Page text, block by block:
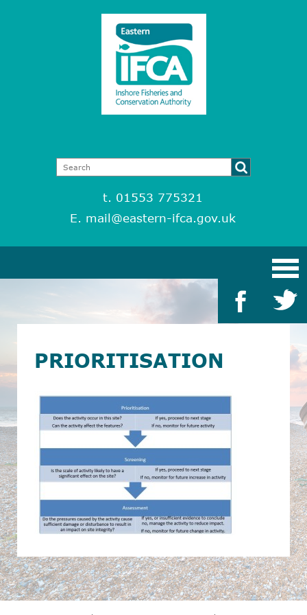
t. 01553 775321
E. mail@eastern-ifca.gov.uk
PRIORITISATION